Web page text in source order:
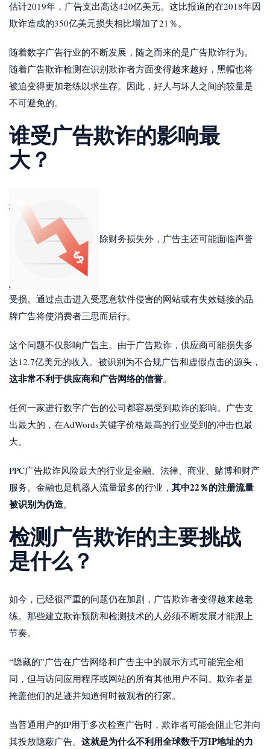
估计2019年，广告支出高达420亿美元。这比报道的在2018年因
欺诈造成的350亿美元损失相比增加了21％。
随着数字广告行业的不断发展，随之而来的是广告欺诈行为。
随着广告欺诈检测在识别欺诈者方面变得越来越好，黑帽也将
被迫变得更加老练以求生存。因此，好人与坏人之间的较量是
不可避免的。
谁受广告欺诈的影响最
大？
除财务损失外，广告主还可能面临声誉
受损。通过点击进入受恶意软件侵害的网站或有失效链接的品
牌广告将使消费者三思而后行。
这个问题不仅影响广告主。由于广告欺诈，供应商可能损失多
达12.7亿美元的收入。被识别为不合规广告和虚假点击的源头，
这非常不利于供应商和广告网络的信誉。
任何一家进行数字广告的公司都容易受到欺诈的影响。广告支
出最大的，在AdWords关键字价格最高的行业受到的冲击也最
大。
PPC广告欺诈风险最大的行业是金融、法律、商业、赌博和财产
服务。金融也是机器人流量最多的行业， 其中22％的注册流量
被识别为伪造。
检测广告欺诈的主要挑战
是什么？
如今，已经很严重的问题仍在加剧，广告欺诈者变得越来越老
练。那些建立欺诈预防和检测技术的人必须不断发展才能跟上
节奏。
“隐藏的”广告在广告网络和广告主中的展示方式可能完全相
同，但与访问应用程序或网站的所有其他用户不同。欺诈者是
掩盖他们的足迹并知道何时被观看的行家。
当普通用户的IP用于多次检查广告时，欺诈者可能会阻止它并向
其投放隐蔽广告。 这就是为什么不利用全球数千万IP地址的力